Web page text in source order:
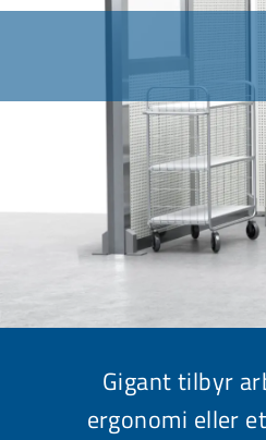
Gigant tilbyr
ergonomi eller